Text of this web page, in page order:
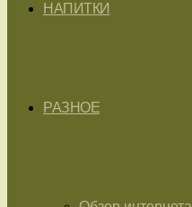
НАПИТКИ
РАЗНОЕ